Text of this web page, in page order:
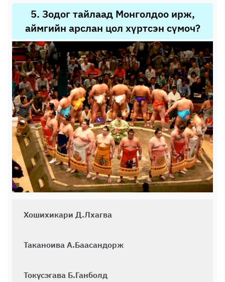
5. Зодог тайлаад Монголдоо ирж,
аймгийн арслан цол хүртсэн сүмоч?
Хошихикари Д.Лхагва
Таканоива А.Баасандорж
Токүсэгава Б.Ганболд